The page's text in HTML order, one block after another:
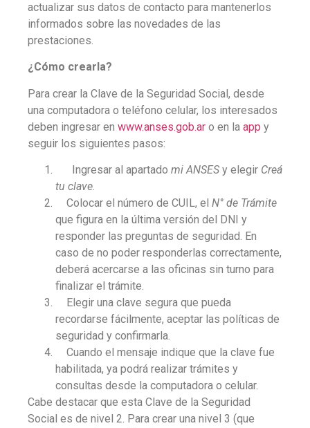
actualizar sus datos de contacto para mantenerlos
informados sobre las novedades de las
prestaciones.
¿Cómo crearla?
Para crear la Clave de la Seguridad Social, desde
una computadora o teléfono celular, los interesados
deben ingresar en www.anses.gob.ar o en la app y
seguir los siguientes pasos:
Ingresar al apartado mi ANSES y elegir Creá
tu clave.
Colocar el número de CUIL, el N° de Trámite
que figura en la última versión del DNI y
responder las preguntas de seguridad. En
caso de no poder responderlas correctamente,
deberá acercarse a las oficinas sin turno para
finalizar el trámite.
Elegir una clave segura que pueda
recordarse fácilmente, aceptar las políticas de
seguridad y confirmarla.
Cuando el mensaje indique que la clave fue
habilitada, ya podrá realizar trámites y
consultas desde la computadora o celular.
Cabe destacar que esta Clave de la Seguridad
Social es de nivel 2. Para crear una nivel 3 (que